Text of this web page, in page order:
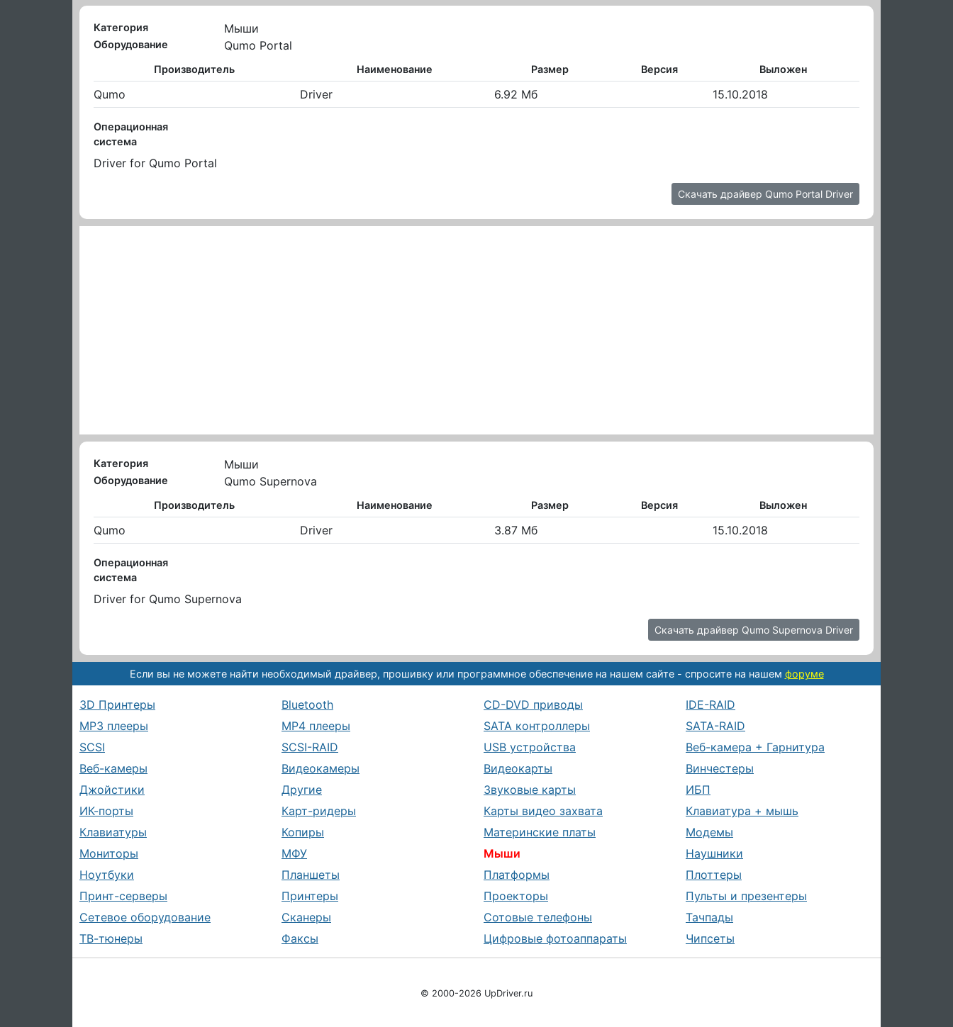
Категория Мыши
Оборудование Qumo Portal
Производитель Наименование Размер Версия Выложен
Qumo Driver 6.92 Мб 15.10.2018
Операционная
система
Driver for Qumo Portal
Скачать драйвер Qumo Portal Driver
Категория Мыши
Оборудование Qumo Supernova
Производитель Наименование Размер Версия Выложен
Qumo Driver 3.87 Мб 15.10.2018
Операционная
система
Driver for Qumo Supernova
Скачать драйвер Qumo Supernova Driver
Если вы не можете найти необходимый драйвер, прошивку или программное обеспечение на нашем сайте - спросите на нашем форуме
3D Принтеры Bluetooth CD-DVD приводы
IDE-RAID
MP3 плееры
MP4 плееры SATA контроллеры
SATA-RAID
SCSI
SCSI-RAID USB устройства
Веб-камера + Гарнитура
Веб-камеры
Видеокамеры Видеокарты
Винчестеры
Джойстики
Другие Звуковые карты
ИБП
ИК-порты
Карт-ридеры Карты видео захвата
Клавиатура + мышь
Клавиатуры
Копиры Материнские платы
Модемы
Мониторы
МФУ Мыши
Наушники
Ноутбуки
Планшеты Платформы
Плоттеры
Принт-серверы
Принтеры Проекторы
Пульты и презентеры
Сетевое оборудование
Сканеры Сотовые телефоны
Тачпады
ТВ-тюнеры
Факсы Цифровые фотоаппараты Чипсеты
© 2000-2026 UpDriver.ru